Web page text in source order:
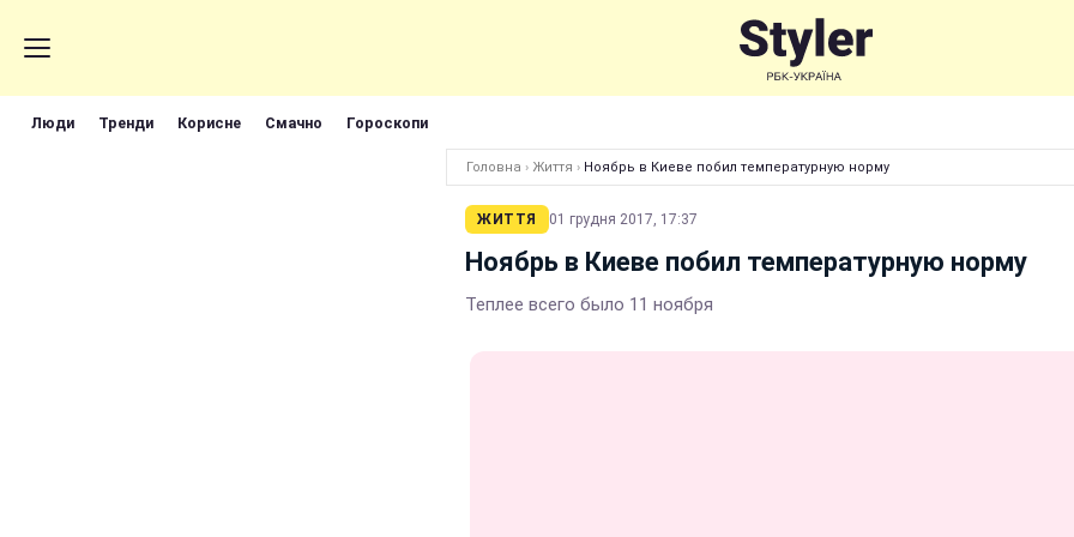
Люди Тренди Корисне Смачно Гороскопи
Головна › Життя › Ноябрь в Киеве побил температурную норму
ЖИТТЯ 01 грудня 2017, 17:37
Ноябрь в Киеве побил температурную норму
Теплее всего было 11 ноября